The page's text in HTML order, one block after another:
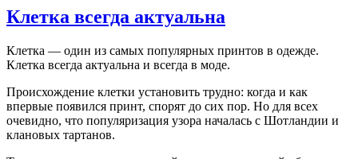
Клетка всегда актуальна
Клетка — один из самых популярных принтов в одежде.
Клетка всегда актуальна и всегда в моде.
Происхождение клетки установить трудно: когда и как
впервые появился принт, спорят до сих пор. Но для всех
очевидно, что популяризация узора началась с Шотландии и
клановых тартанов.